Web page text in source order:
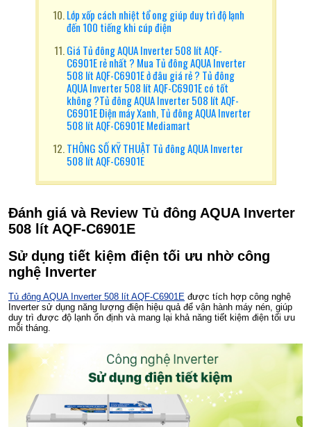
Lớp xốp cách nhiệt tổ ong giúp duy trì độ lạnh
đến 100 tiếng khi cúp điện
Giá Tủ đông AQUA Inverter 508 lít AQF-
C6901E rẻ nhất ? Mua Tủ đông AQUA Inverter
508 lít AQF-C6901E ở đâu giá rẻ ? Tủ đông
AQUA Inverter 508 lít AQF-C6901E có tốt
không ?Tủ đông AQUA Inverter 508 lít AQF-
C6901E Điện máy Xanh, Tủ đông AQUA Inverter
508 lít AQF-C6901E Mediamart
THÔNG SỐ KỸ THUẬT Tủ đông AQUA Inverter
508 lít AQF-C6901E
Đánh giá và Review Tủ đông AQUA Inverter
508 lít AQF-C6901E
Sử dụng tiết kiệm điện tối ưu nhờ công
nghệ Inverter
Tủ đông AQUA Inverter 508 lít AQF-C6901E được tích hợp công nghệ
Inverter sử dụng năng lượng điện hiệu quả để vận hành máy nén, giúp
duy trì được độ lạnh ổn định và mang lại khả năng tiết kiệm điện tối ưu
mỗi tháng.